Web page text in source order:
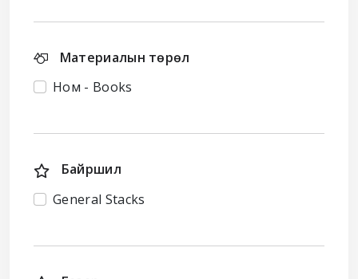
Материалын төрөл
Ном - Books
Байршил
General Stacks